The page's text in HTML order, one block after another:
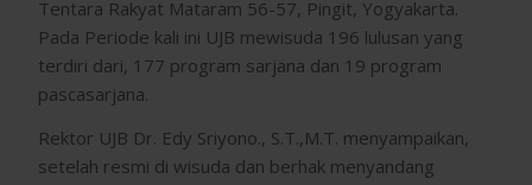
Tentara Rakyat Mataram 56-57, Pingit, Yogyakarta.
Pada Periode kali ini UJB mewisuda 196 lulusan yang
terdiri dari, 177 program sarjana dan 19 program
pascasarjana.
Rektor UJB Dr. Edy Sriyono., S.T.,M.T. menyampaikan,
setelah resmi di wisuda dan berhak menyandang